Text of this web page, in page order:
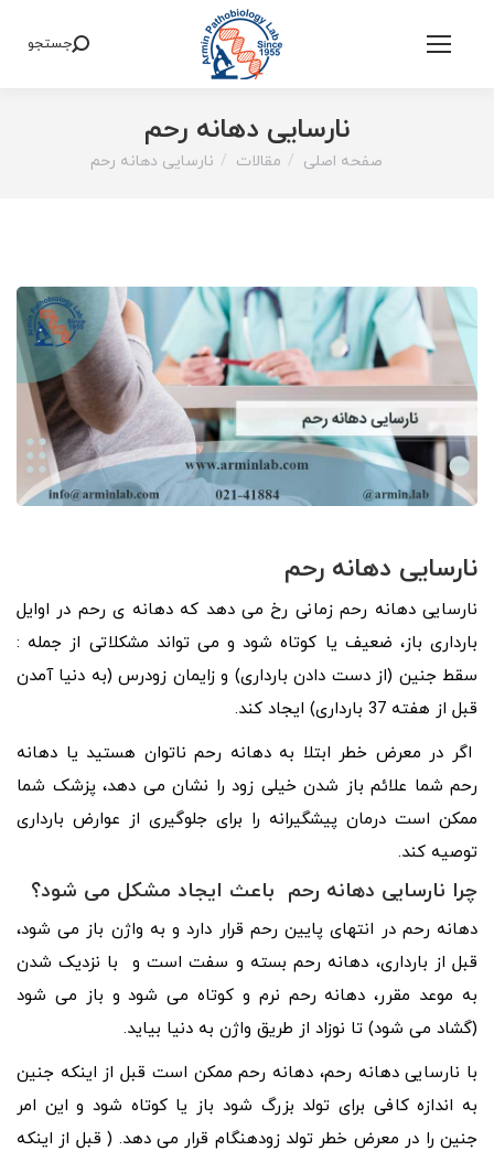
Search:
جستجو
نارسایی دهانه رحم
You are here:
صفحه اصلی مقالات نارسایی دهانه رحم
نارسایی دهانه رحم
نارسایی دهانه رحم زمانی رخ می دهد که دهانه ی رحم در اوایل
بارداری باز، ضعیف یا کوتاه شود و می تواند مشکلاتی از جمله :
سقط جنین (از دست دادن بارداری) و زایمان زودرس (به دنیا آمدن
قبل از هفته 37 بارداری) ایجاد کند.
اگر در معرض خطر ابتلا به دهانه رحم ناتوان هستید یا دهانه
رحم شما علائم باز شدن خیلی زود را نشان می دهد، پزشک شما
ممکن است درمان پیشگیرانه را برای جلوگیری از عوارض بارداری
توصیه کند.
چرا نارسایی دهانه رحم باعث ایجاد مشکل می شود؟
دهانه رحم در انتهای پایین رحم قرار دارد و به واژن باز می شود،
قبل از بارداری، دهانه رحم بسته و سفت است و با نزدیک شدن
به موعد مقرر، دهانه رحم نرم و کوتاه می شود و باز می شود
(گشاد می شود) تا نوزاد از طریق واژن به دنیا بیاید.
با نارسایی دهانه رحم، دهانه رحم ممکن است قبل از اینکه جنین
به اندازه کافی برای تولد بزرگ شود باز یا کوتاه شود و این امر
جنین را در معرض خطر تولد زودهنگام قرار می دهد. ( قبل از اینکه